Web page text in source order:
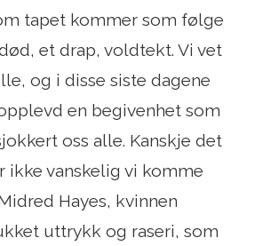
tapet kommer som følge
et drap, voldtekt. Vi vet
og i disse siste dagene
en begivenhet som
oss alle. Kanskje det
ikke vanskelig vi komme
Hayes, kvinnen
uttrykk og raseri, som